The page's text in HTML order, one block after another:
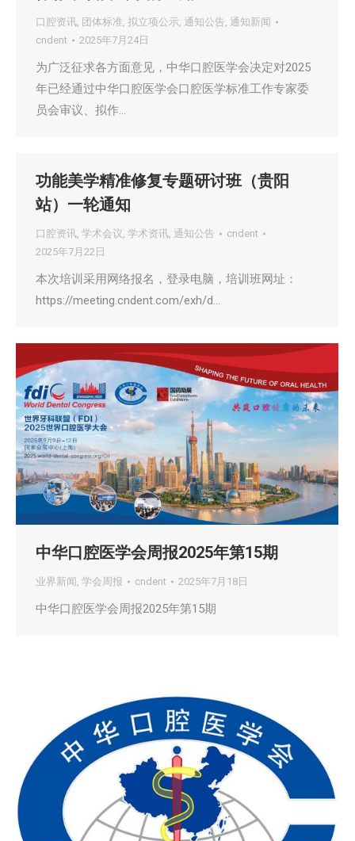
口腔资讯, 团体标准, 拟立项公示, 通知公告, 通知新闻
cndent
2025年7月24日
为广泛征求各方面意见，中华口腔医学会决定对2025
年已经通过中华口腔医学会口腔医学标准工作专家委
员会审议、拟作…
功能美学精准修复专题研讨班（贵阳
站）一轮通知
口腔资讯, 学术会议, 学术资讯, 通知公告
cndent
2025年7月22日
本次培训采用网络报名，登录电脑，培训班网址：
https://meeting.cndent.com/exh/d…
中华口腔医学会周报2025年第15期
业界新闻 , 学会周报 cndent 2025年7月18日
中华口腔医学会周报2025年第15期